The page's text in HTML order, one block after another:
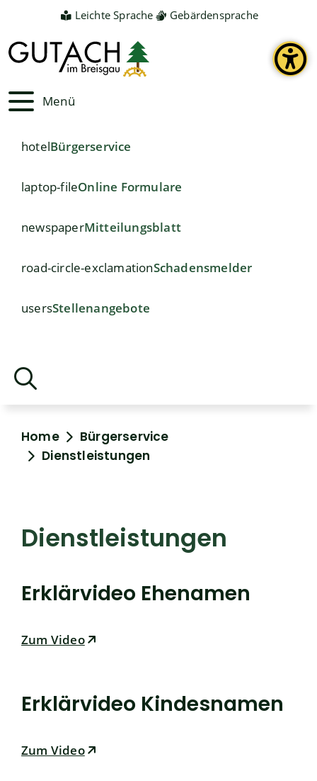
Leichte Sprache Gebärdensprache
Menü
hotelBürgerservice
laptop-fileOnline Formulare
newspaperMitteilungsblatt
road-circle-exclamationSchadensmelder
usersStellenangebote
Home
Bürgerservice
Dienstleistungen
Dienstleistungen
Erklärvideo Ehenamen
Zum Video
Erklärvideo Kindesnamen
Zum Video